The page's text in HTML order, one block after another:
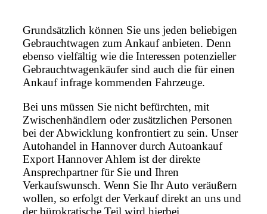
Grundsätzlich können Sie uns jeden beliebigen
Gebrauchtwagen zum Ankauf anbieten. Denn
ebenso vielfältig wie die Interessen potenzieller
Gebrauchtwagenkäufer sind auch die für einen
Ankauf infrage kommenden Fahrzeuge.
Bei uns müssen Sie nicht befürchten, mit
Zwischenhändlern oder zusätzlichen Personen
bei der Abwicklung konfrontiert zu sein. Unser
Autohandel in Hannover durch Autoankauf
Export Hannover Ahlem ist der direkte
Ansprechpartner für Sie und Ihren
Verkaufswunsch. Wenn Sie Ihr Auto veräußern
wollen, so erfolgt der Verkauf direkt an uns und
der bürokratische Teil wird hierbei